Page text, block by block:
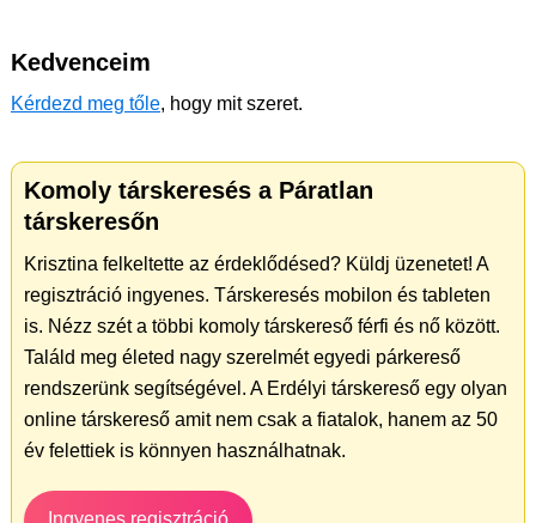
Kedvenceim
Kérdezd meg tőle, hogy mit szeret.
Komoly társkeresés a Páratlan
társkeresőn
Krisztina felkeltette az érdeklődésed? Küldj üzenetet! A
regisztráció ingyenes. Társkeresés mobilon és tableten
is. Nézz szét a többi komoly társkereső férfi és nő között.
Találd meg életed nagy szerelmét egyedi párkereső
rendszerünk segítségével. A Erdélyi társkereső egy olyan
online társkereső amit nem csak a fiatalok, hanem az 50
év felettiek is könnyen használhatnak.
Ingyenes regisztráció